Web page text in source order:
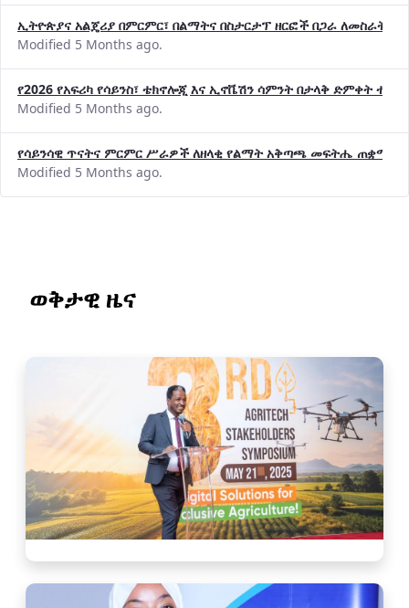
ኢትዮጵያና አልጄሪያ በምርምር፣ በልማትና በስታርታፕ ዘርፎች በጋራ ለመስራት
Modified 5 Months ago.
የ2026 የአፍሪካ የሳይንስ፣ ቴክኖሎጂ እና ኢኖቬሽን ሳምንት በታላቅ ድምቀት
Modified 5 Months ago.
የሳይንሳዊ ጥናትና ምርምር ሥራዎች ለዘላቂ የልማት አቅጣጫ መፍትሔ ጠቋሚ
Modified 5 Months ago.
ወቅታዊ ዜና